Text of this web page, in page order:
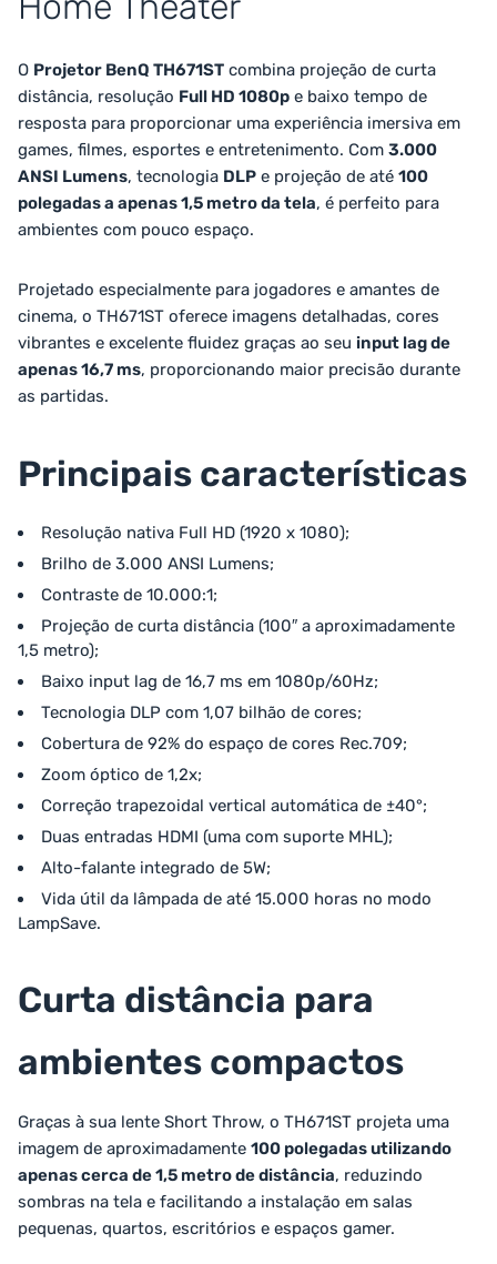
O Projetor BenQ TH671ST combina projeção de curta
distância, resolução Full HD 1080p e baixo tempo de
resposta para proporcionar uma experiência imersiva em
games, filmes, esportes e entretenimento. Com 3.000
ANSI Lumens, tecnologia DLP e projeção de até 100
polegadas a apenas 1,5 metro da tela, é perfeito para
ambientes com pouco espaço.
Projetado especialmente para jogadores e amantes de
cinema, o TH671ST oferece imagens detalhadas, cores
vibrantes e excelente fluidez graças ao seu input lag de
apenas 16,7 ms, proporcionando maior precisão durante
as partidas.
Principais características
Resolução nativa Full HD (1920 x 1080);
Brilho de 3.000 ANSI Lumens;
Contraste de 10.000:1;
Projeção de curta distância (100″ a aproximadamente
1,5 metro);
Baixo input lag de 16,7 ms em 1080p/60Hz;
Tecnologia DLP com 1,07 bilhão de cores;
Cobertura de 92% do espaço de cores Rec.709;
Zoom óptico de 1,2x;
Correção trapezoidal vertical automática de ±40°;
Duas entradas HDMI (uma com suporte MHL);
Alto-falante integrado de 5W;
Vida útil da lâmpada de até 15.000 horas no modo
LampSave.
Curta distância para
ambientes compactos
Graças à sua lente Short Throw, o TH671ST projeta uma
imagem de aproximadamente 100 polegadas utilizando
apenas cerca de 1,5 metro de distância, reduzindo
sombras na tela e facilitando a instalação em salas
pequenas, quartos, escritórios e espaços gamer.